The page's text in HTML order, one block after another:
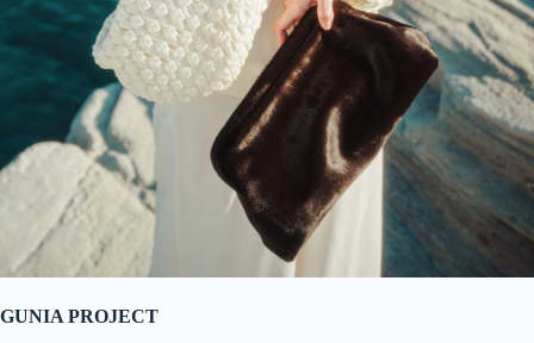
GUNIA PROJECT